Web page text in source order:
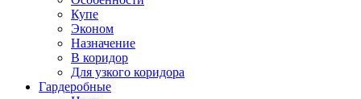
Купе
Эконом
Назначение
В коридор
Для узкого коридора
Гардеробные